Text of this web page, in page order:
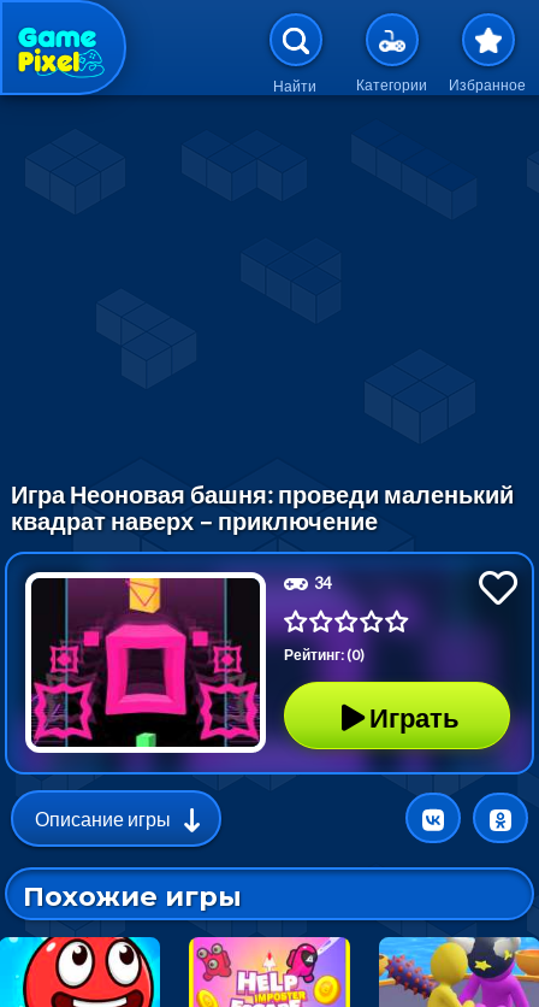
Перейти к основному
Найти Категории Избранное
Игра Неоновая башня: проведи маленький
квадрат наверх – приключение
34
Рейтинг: (0)
Играть
Описание игры
Похожие игры